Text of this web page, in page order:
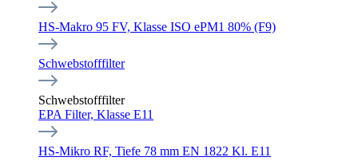
HS-Makro 95 FV, Klasse ISO ePM1 80% (F9)
Schwebstofffilter
Schwebstofffilter
EPA Filter, Klasse E11
HS-Mikro RF, Tiefe 78 mm EN 1822 Kl. E11